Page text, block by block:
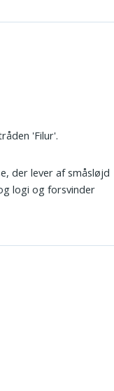
'Filur'.
der lever af småsløjd
logi og forsvinder